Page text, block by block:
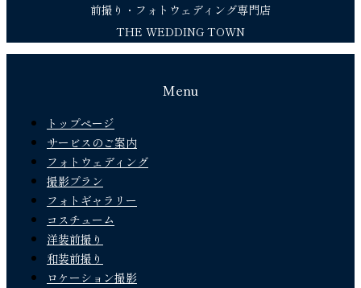
前撮り・フォトウェディング専門店
THE WEDDING TOWN
Menu
トップページ
サービスのご案内
フォトウェディング
撮影プラン
フォトギャラリー
コスチューム
洋装前撮り
和装前撮り
ロケーション撮影